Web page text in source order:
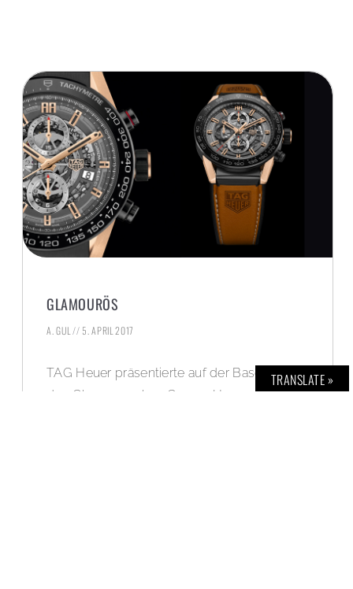
GLAMOURÖS
A. GUL 5. APRIL 2017
TAG Heuer präsentierte auf der Baselworld
den Chronographen Carrera Heuer 01
TRANSLATE »